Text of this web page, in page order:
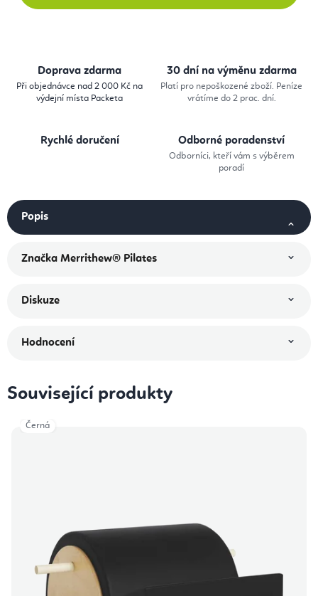
Doprava zdarma
Při objednávce nad 2 000 Kč na
výdejní místa Packeta
30 dní na výměnu zdarma
Platí pro nepoškozené zboží. Peníze
vrátíme do 2 prac. dní.
Rychlé doručení Odborné poradenství
Odborníci, kteří vám s výběrem
poradí
Popis
Značka Merrithew® Pilates
Diskuze
Hodnocení
Související produkty
Černá